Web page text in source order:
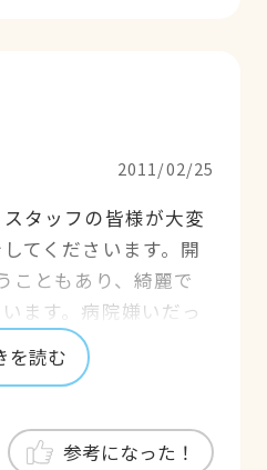
謝です。
2011/02/25
タッフの皆様が大変
てくださいます。開
こともあり、綺麗で
ます。病院嫌いだっ
くようになり、驚い
するまで時間をかけ
を読む
参考になった！